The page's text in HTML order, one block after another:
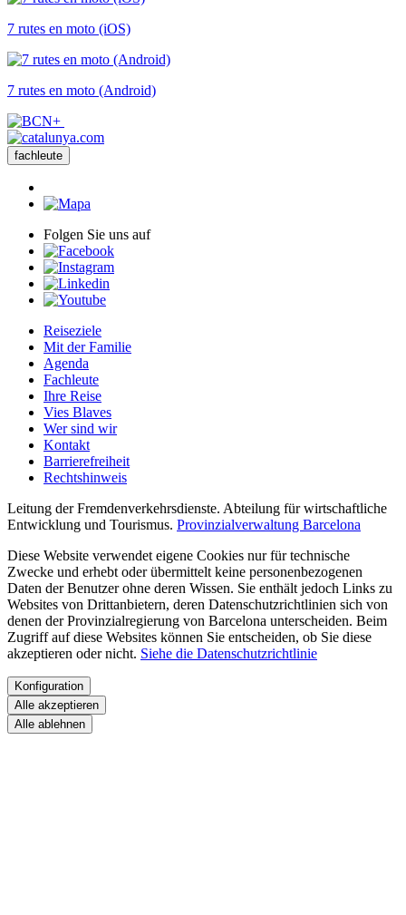
7 rutes en moto (iOS)
7 rutes en moto (Android)
fachleute
Folgen Sie uns auf
Reiseziele
Mit der Familie
Agenda
Fachleute
Ihre Reise
Vies Blaves
Wer sind wir
Kontakt
Barrierefreiheit
Rechtshinweis
Leitung der Fremdenverkehrsdienste. Abteilung für wirtschaftliche
Entwicklung und Tourismus. Provinzialverwaltung Barcelona
Diese Website verwendet eigene Cookies nur für technische
Zwecke und erhebt oder übermittelt keine personenbezogenen
Daten der Benutzer ohne deren Wissen. Sie enthält jedoch Links zu
Websites von Drittanbietern, deren Datenschutzrichtlinien sich von
denen der Provinzialregierung von Barcelona unterscheiden. Beim
Zugriff auf diese Websites können Sie entscheiden, ob Sie diese
akzeptieren oder nicht. Siehe die Datenschutzrichtlinie
Konfiguration
Alle akzeptieren
Alle ablehnen